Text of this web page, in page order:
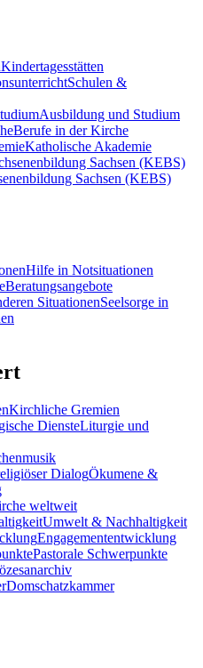
Kindertagesstätten
Schulen &
Ausbildung und Studium
Berufe in der Kirche
Katholische Akademie
Sachsen (KEBS)
Hilfe in Notsituationen
Beratungsangebote
Seelsorge in
Kirchliche Gremien
Liturgie und
Ökumene &
weltweit
Umwelt & Nachhaltigkeit
Engagemententwicklung
Pastorale Schwerpunkte
Domschatzkammer